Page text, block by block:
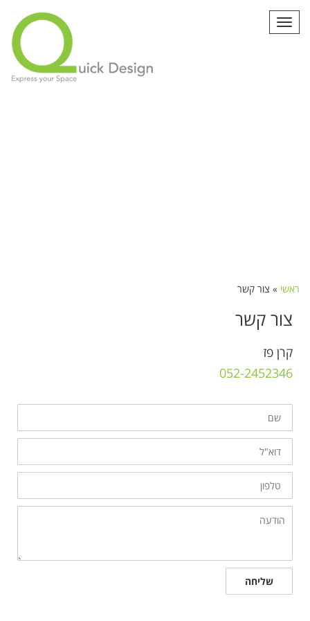
תפריט
ראשי » צור קשר
צור קשר
קרן פז
052-2452346
שם
דוא"ל
טלפון
הודעה
שליחה